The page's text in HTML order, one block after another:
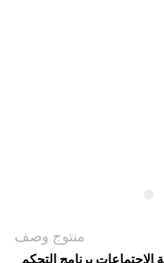
منتوج وصف
برنامج التحكم